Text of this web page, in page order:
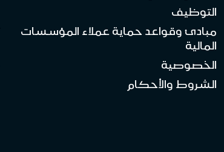
التوظيف
مبادئ وقواعد حماية عملاء المؤسسات
المالية
الخصوصية
الشروط والأحكام